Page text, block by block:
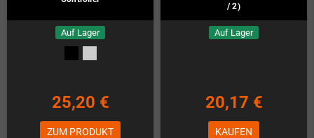
Auf Lager
25,20 €
ZUM PRODUKT
/ 2)
Auf Lager
20,17 €
KAUFEN